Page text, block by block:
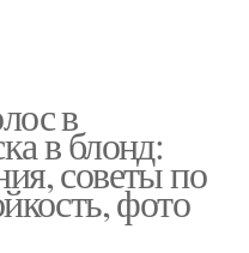
в
в блонд:
советы по
фото